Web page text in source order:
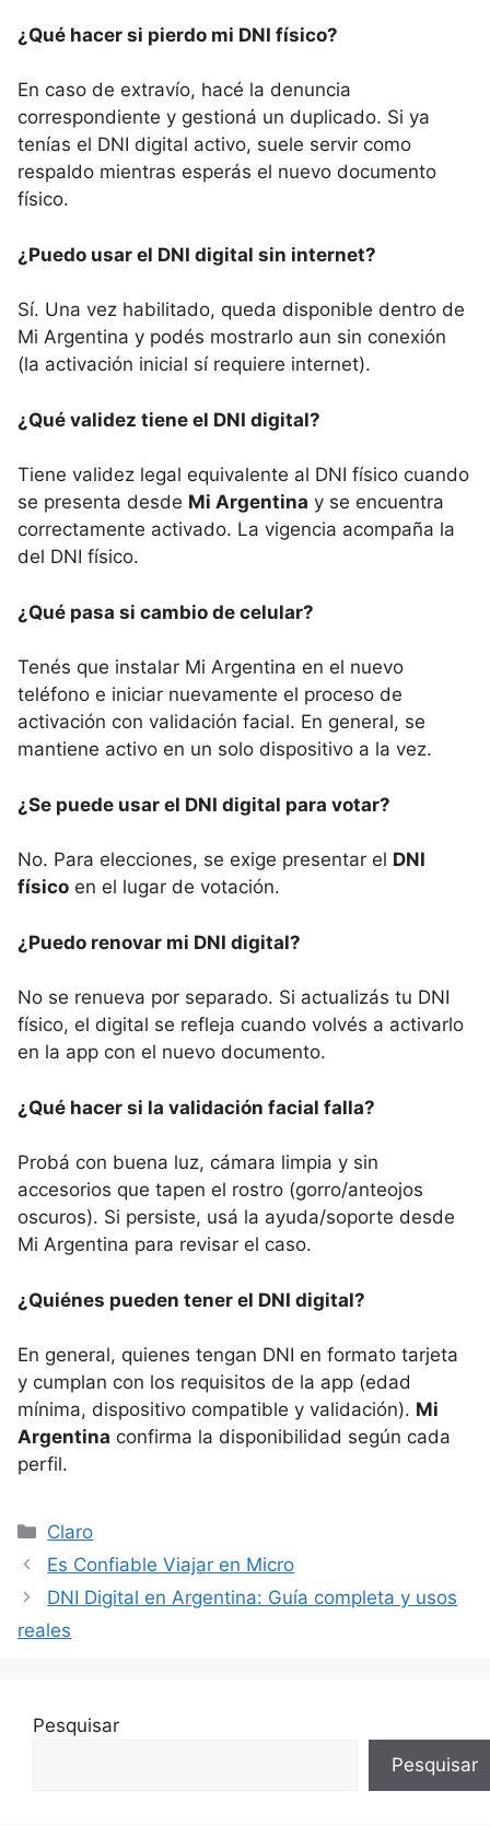
¿Qué hacer si pierdo mi DNI físico?
En caso de extravío, hacé la denuncia
correspondiente y gestioná un duplicado. Si ya
tenías el DNI digital activo, suele servir como
respaldo mientras esperás el nuevo documento
físico.
¿Puedo usar el DNI digital sin internet?
Sí. Una vez habilitado, queda disponible dentro de
Mi Argentina y podés mostrarlo aun sin conexión
(la activación inicial sí requiere internet).
¿Qué validez tiene el DNI digital?
Tiene validez legal equivalente al DNI físico cuando
se presenta desde Mi Argentina y se encuentra
correctamente activado. La vigencia acompaña la
del DNI físico.
¿Qué pasa si cambio de celular?
Tenés que instalar Mi Argentina en el nuevo
teléfono e iniciar nuevamente el proceso de
activación con validación facial. En general, se
mantiene activo en un solo dispositivo a la vez.
¿Se puede usar el DNI digital para votar?
No. Para elecciones, se exige presentar el DNI
físico en el lugar de votación.
¿Puedo renovar mi DNI digital?
No se renueva por separado. Si actualizás tu DNI
físico, el digital se refleja cuando volvés a activarlo
en la app con el nuevo documento.
¿Qué hacer si la validación facial falla?
Probá con buena luz, cámara limpia y sin
accesorios que tapen el rostro (gorro/anteojos
oscuros). Si persiste, usá la ayuda/soporte desde
Mi Argentina para revisar el caso.
¿Quiénes pueden tener el DNI digital?
En general, quienes tengan DNI en formato tarjeta
y cumplan con los requisitos de la app (edad
mínima, dispositivo compatible y validación). Mi
Argentina confirma la disponibilidad según cada
perfil.
Categorías
Claro
Es Confiable Viajar en Micro
DNI Digital en Argentina: Guía completa y usos
reales
Pesquisar
Pesquisar